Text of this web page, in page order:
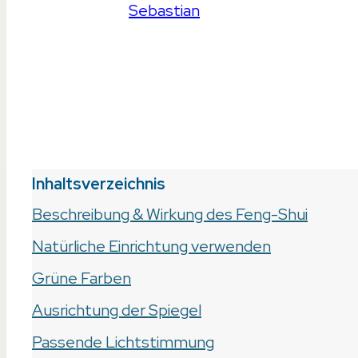
Sebastian
Inhaltsverzeichnis
Beschreibung & Wirkung des Feng-Shui
Natürliche Einrichtung verwenden
Grüne Farben
Ausrichtung der Spiegel
Passende Lichtstimmung